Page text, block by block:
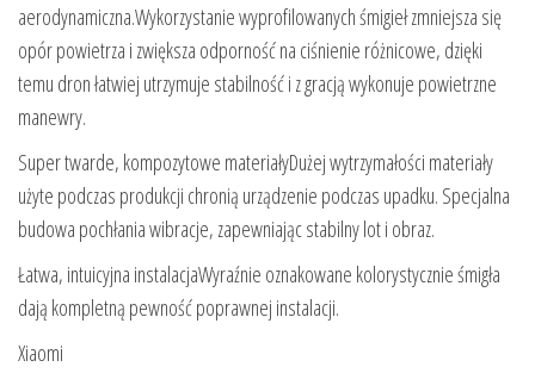
aerodynamiczna.Wykorzystanie wyprofilowanych śmigieł zmniejsza się
opór powietrza i zwiększa odporność na ciśnienie różnicowe, dzięki
temu dron łatwiej utrzymuje stabilność i z gracją wykonuje powietrzne
manewry.
Super twarde, kompozytowe materiałyDużej wytrzymałości materiały
użyte podczas produkcji chronią urządzenie podczas upadku. Specjalna
budowa pochłania wibracje, zapewniając stabilny lot i obraz.
Łatwa, intuicyjna instalacjaWyraźnie oznakowane kolorystycznie śmigła
dają kompletną pewność poprawnej instalacji.
Xiaomi